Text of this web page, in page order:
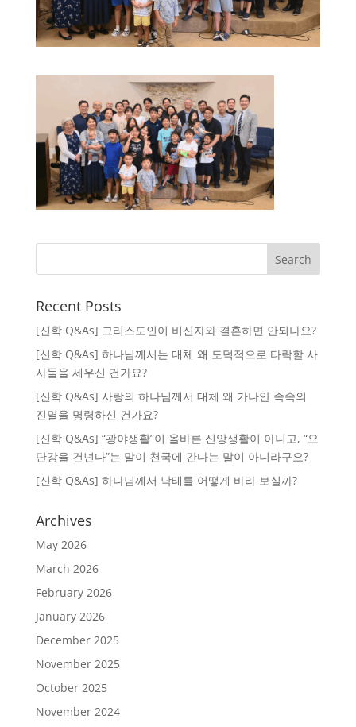
Recent Posts
[신학 Q&As] 그리스도인이 비신자와 결혼하면 안되나요?
[신학 Q&As] 하나님께서는 대체 왜 도덕적으로 타락할 사
사들을 세우신 건가요?
[신학 Q&As] 사랑의 하나님께서 대체 왜 가나안 족속의
진멸을 명령하신 건가요?
[신학 Q&As] “광야생활”이 올바른 신앙생활이 아니고, “요
단강을 건넌다”는 말이 천국에 간다는 말이 아니라구요?
[신학 Q&As] 하나님께서 낙태를 어떻게 바라 보실까?
Archives
May 2026
March 2026
February 2026
January 2026
December 2025
November 2025
October 2025
November 2024